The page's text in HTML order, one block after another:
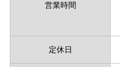
営業時間
定休日